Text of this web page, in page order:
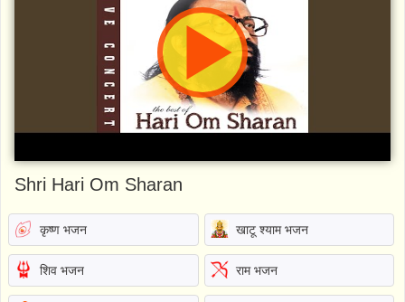
Shri Hari Om Sharan
कृष्ण भजन खाटू श्याम भजन
शिव भजन राम भजन